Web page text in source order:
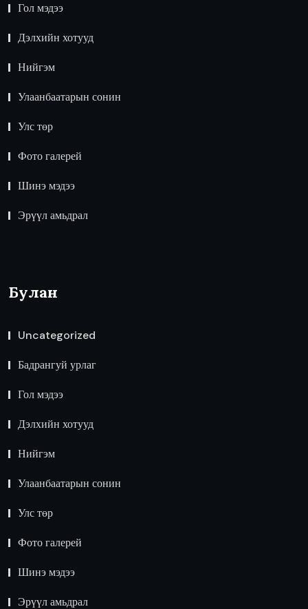
Гол мэдээ
Дэлхийн хотууд
Нийгэм
Улаанбаатарын сонин
Улс төр
Фото галерей
Шинэ мэдээ
Эрүүл амьдрал
Булан
Uncategorized
Бадрангуй урлаг
Гол мэдээ
Дэлхийн хотууд
Нийгэм
Улаанбаатарын сонин
Улс төр
Фото галерей
Шинэ мэдээ
Эрүүл амьдрал